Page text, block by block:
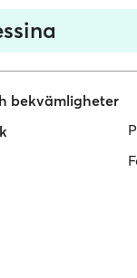
bekvämligheter